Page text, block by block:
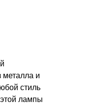
металла и
стиль
лампы